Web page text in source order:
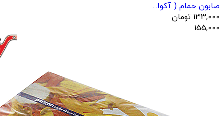
صابون حمام ( آکوا...
133,000 تومان
155,000